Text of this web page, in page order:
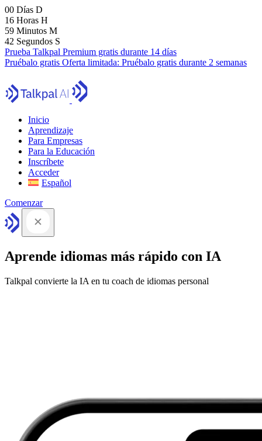
00 Días D
16 Horas H
59 Minutos M
41 Segundos S
Prueba Talkpal Premium gratis durante 14 días
Pruébalo gratis Oferta limitada: Pruébalo gratis durante 2 semanas
Inicio
Aprendizaje
Para Empresas
Para la Educación
Inscríbete
Acceder
Español
Comenzar
Aprende idiomas más rápido con IA
Talkpal convierte la IA en tu coach de idiomas personal